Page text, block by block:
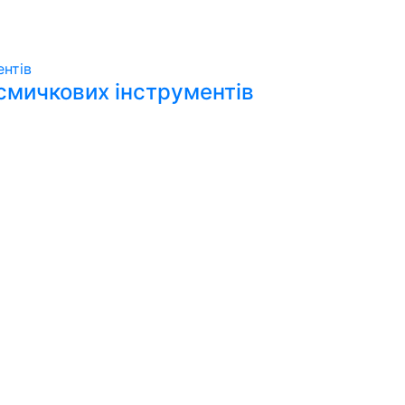
інструментів